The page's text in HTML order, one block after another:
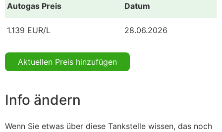
Autogas Preis Datum
1.139 EUR/L 28.06.2026
Aktuellen Preis hinzufügen
Info ändern
Wenn Sie etwas über diese Tankstelle wissen, das noch